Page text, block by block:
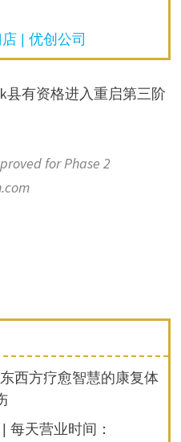
| 优创公司
县有资格进入重启第三阶
for Phase 2
西方疗愈智慧的康复体
每天营业时间：